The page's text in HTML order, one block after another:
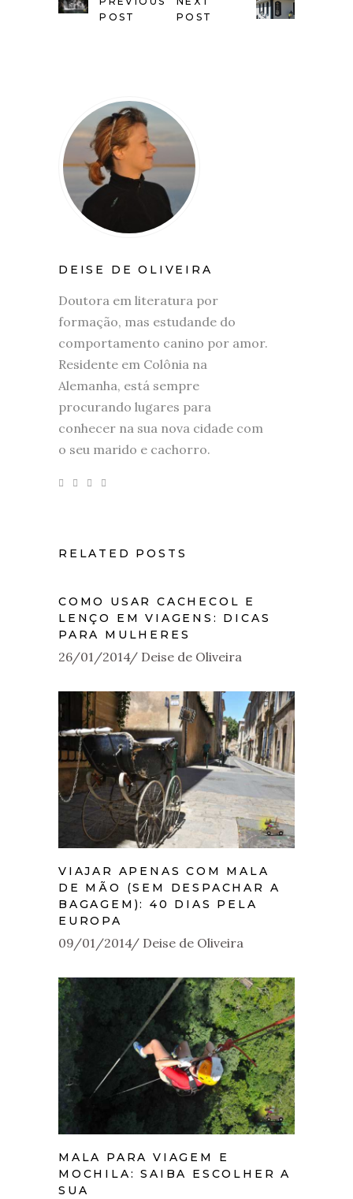
POST
POST
DEISE DE OLIVEIRA
Doutora em literatura por
formação, mas estudande do
comportamento canino por amor.
Residente em Colônia na
Alemanha, está sempre
procurando lugares para
conhecer na sua nova cidade com
o seu marido e cachorro.
RELATED POSTS
COMO USAR CACHECOL E
LENÇO EM VIAGENS: DICAS
PARA MULHERES
26/01/2014 Deise de Oliveira
VIAJAR APENAS COM MALA
DE MÃO (SEM DESPACHAR A
BAGAGEM): 40 DIAS PELA
EUROPA
09/01/2014 Deise de Oliveira
MALA PARA VIAGEM E
MOCHILA: SAIBA ESCOLHER A
SUA